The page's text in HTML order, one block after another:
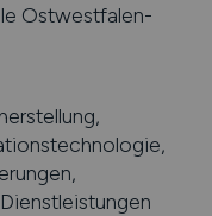
Ostwestfalen-